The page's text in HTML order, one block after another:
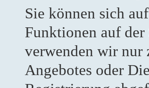
Sie können sich
Funktionen auf der
verwenden wir nur
Angebotes oder